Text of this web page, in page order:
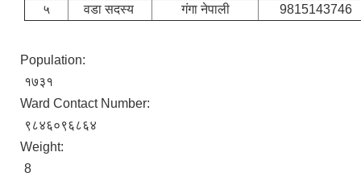
५
वडा सदस्य गंगा नेपाली 9815143746
Population:
१७३१
Ward Contact Number:
९८४६०९६८६४
Weight:
8